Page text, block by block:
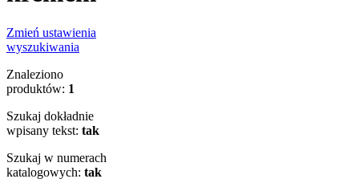
Zmień ustawienia
wyszukiwania
Znaleziono
produktów: 1
Szukaj dokładnie
wpisany tekst: tak
Szukaj w numerach
katalogowych: tak